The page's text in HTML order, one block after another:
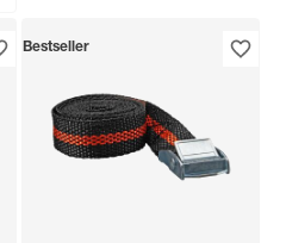
Bestseller